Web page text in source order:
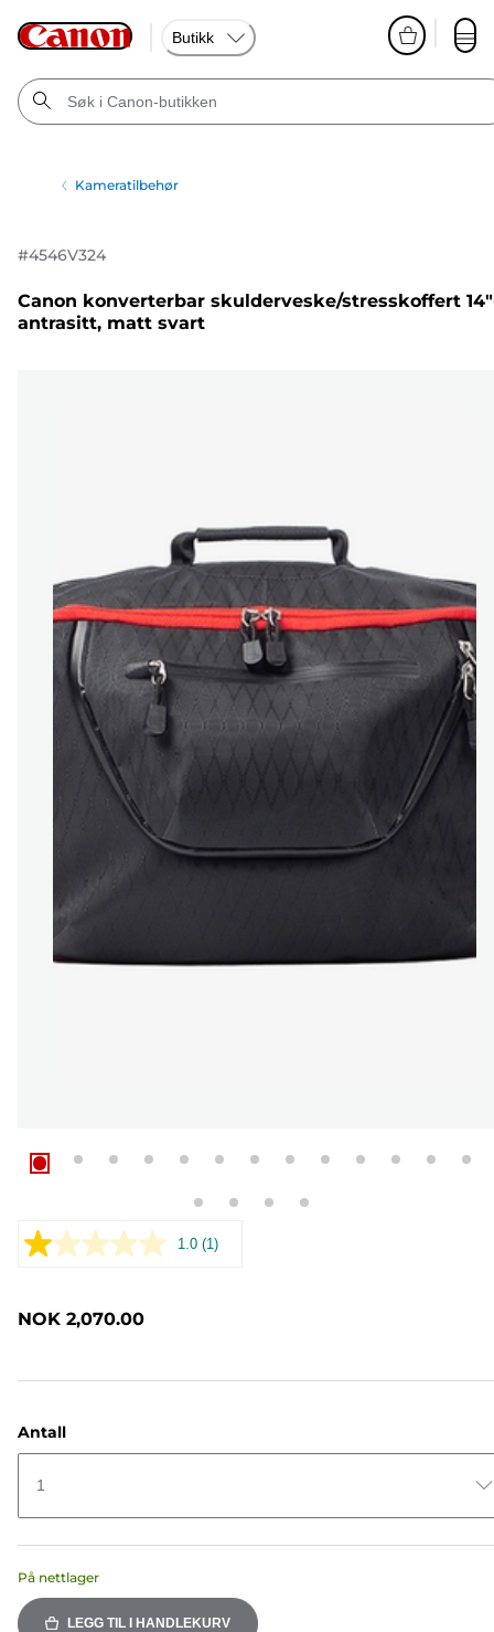
Butikk
Kameratilbehør
#4546V324
Canon konverterbar skulderveske/stresskoffert
antrasitt, matt svart
1.0 Les
(1)
NOK 2,070.00
Antall
1
På nettlager
LEGG TIL I HANDLEKURV